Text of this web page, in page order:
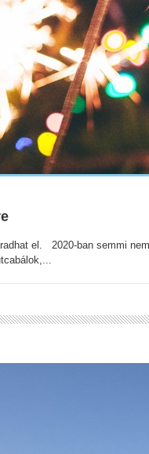
el. 2020-ban semmi